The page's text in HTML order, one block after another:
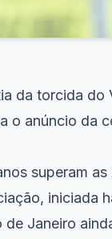
da torcida do
o anúncio da
superam
iniciada
Janeiro